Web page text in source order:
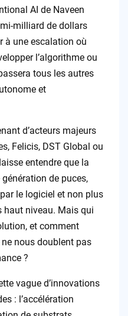
AI de Naveen
milliard de dollars
à une escalation où
l’algorithme ou
tous les autres
et
d’acteurs majeurs
Felicis, DST Global ou
entendre que la
de puces,
le logiciel et non plus
haut niveau. Mais qui
et comment
ne nous doublent pas
?
vague d’innovations
: l’accélération